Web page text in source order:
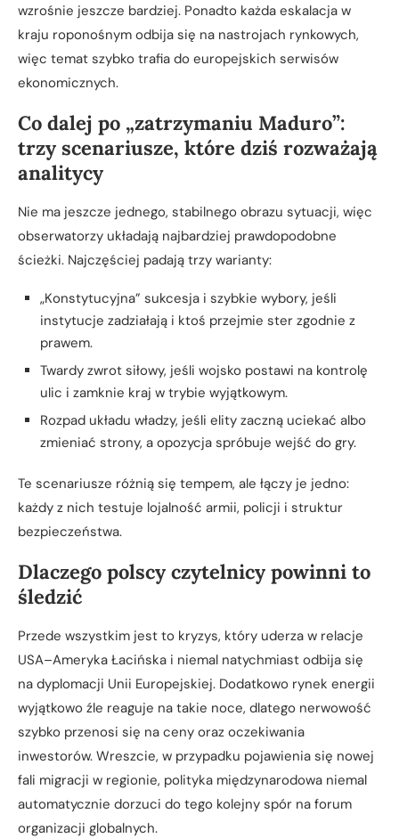
wzrośnie jeszcze bardziej. Ponadto każda eskalacja w
kraju roponośnym odbija się na nastrojach rynkowych,
więc temat szybko trafia do europejskich serwisów
ekonomicznych.
Co dalej po „zatrzymaniu Maduro”:
trzy scenariusze, które dziś rozważają
analitycy
Nie ma jeszcze jednego, stabilnego obrazu sytuacji, więc
obserwatorzy układają najbardziej prawdopodobne
ścieżki. Najczęściej padają trzy warianty:
„Konstytucyjna” sukcesja i szybkie wybory, jeśli
instytucje zadziałają i ktoś przejmie ster zgodnie z
prawem.
Twardy zwrot siłowy, jeśli wojsko postawi na kontrolę
ulic i zamknie kraj w trybie wyjątkowym.
Rozpad układu władzy, jeśli elity zaczną uciekać albo
zmieniać strony, a opozycja spróbuje wejść do gry.
Te scenariusze różnią się tempem, ale łączy je jedno:
każdy z nich testuje lojalność armii, policji i struktur
bezpieczeństwa.
Dlaczego polscy czytelnicy powinni to
śledzić
Przede wszystkim jest to kryzys, który uderza w relacje
USA–Ameryka Łacińska i niemal natychmiast odbija się
na dyplomacji Unii Europejskiej. Dodatkowo rynek energii
wyjątkowo źle reaguje na takie noce, dlatego nerwowość
szybko przenosi się na ceny oraz oczekiwania
inwestorów. Wreszcie, w przypadku pojawienia się nowej
fali migracji w regionie, polityka międzynarodowa niemal
automatycznie dorzuci do tego kolejny spór na forum
organizacji globalnych.